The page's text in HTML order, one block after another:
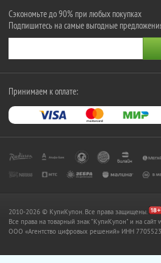
Сэкономьте до 90% при любых покупках
Подпишитесь на самые выгодные
Принимаем к оплате:
2010-2026 © КупиКупон. Все права защищены.
Все права на товарный знак "КупиКупон" и на
OOO «Агентство цифровых решений» ИНН